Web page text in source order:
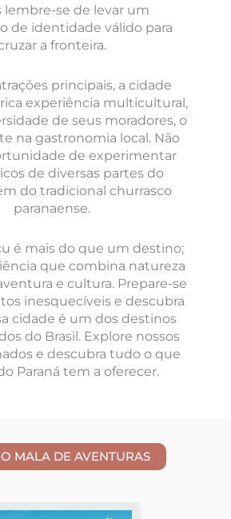
lembre-se de levar um
de identidade válido para
a fronteira.
principais, a cidade
experiência multicultural,
de seus moradores, o
na gastronomia local. Não
de experimentar
de diversas partes do
do tradicional churrasco
paranaense.
é mais do que um destino;
que combina natureza
e cultura. Prepare-se
inesquecíveis e descubra
cidade é um dos destinos
do Brasil. Explore nossos
e descubra tudo o que
Paraná tem a oferecer.